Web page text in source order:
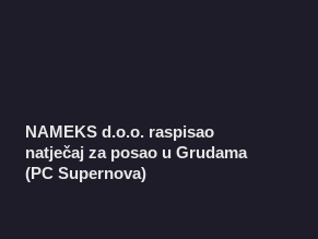
NAMEKS d.o.o. raspisao
natječaj za posao u Grudama
(PC Supernova)